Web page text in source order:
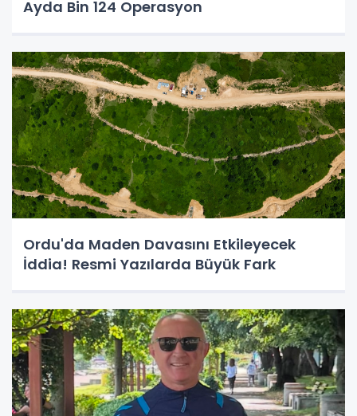
Ayda Bin 124 Operasyon
Ordu'da Maden Davasını Etkileyecek
İddia! Resmi Yazılarda Büyük Fark